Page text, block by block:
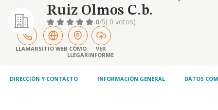
Ruiz Olmos C.b.
0/5( 0 votos)
LLAMARSITIO WEB CÓMO
LLEGAR
VER
INFORME
DIRECCIÓN Y CONTACTO INFORMACIÓN GENERAL DATOS